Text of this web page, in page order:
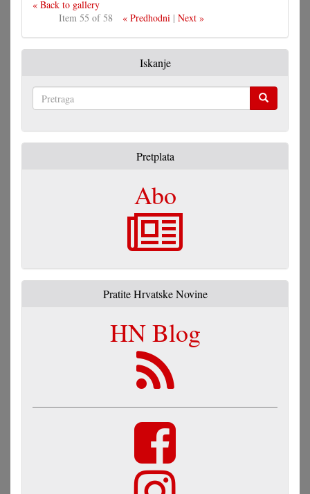
« Back to gallery
Item 55 of 58
« Predhodni| Next »
Iskanje
Pretplata
Abo
Pratite Hrvatske Novine
HN Blog